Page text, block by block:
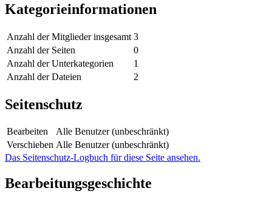
Kategorieinformationen
Anzahl der Mitglieder insgesamt 3
Anzahl der Seiten
0
Anzahl der Unterkategorien
1
Anzahl der Dateien
2
Seitenschutz
Bearbeiten
Alle Benutzer (unbeschränkt)
Verschieben Alle Benutzer (unbeschränkt)
Das Seitenschutz-Logbuch für diese Seite ansehen.
Bearbeitungsgeschichte